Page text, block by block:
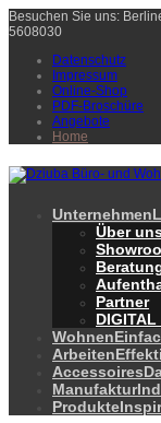
Besuchen Sie uns:
5608030
Datenschutz
Impressum
Online-Shop
PDF-Broschüre
Angebote
Home
Unternehmen
Über
Partner
Wohnen
Arbeiten
Accessoires
Manufaktur
Produkte